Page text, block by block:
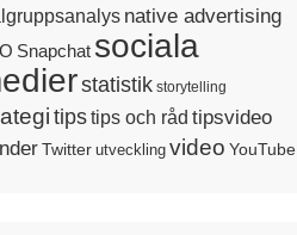
native advertising
Snapchat sociala
statistik storytelling
tipstips och råd tipsvideo
Twitter utveckling video YouTube